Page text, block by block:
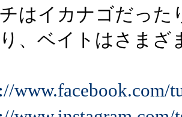
はイカナゴだった
、ベイトはさまざ
www.facebook.com/